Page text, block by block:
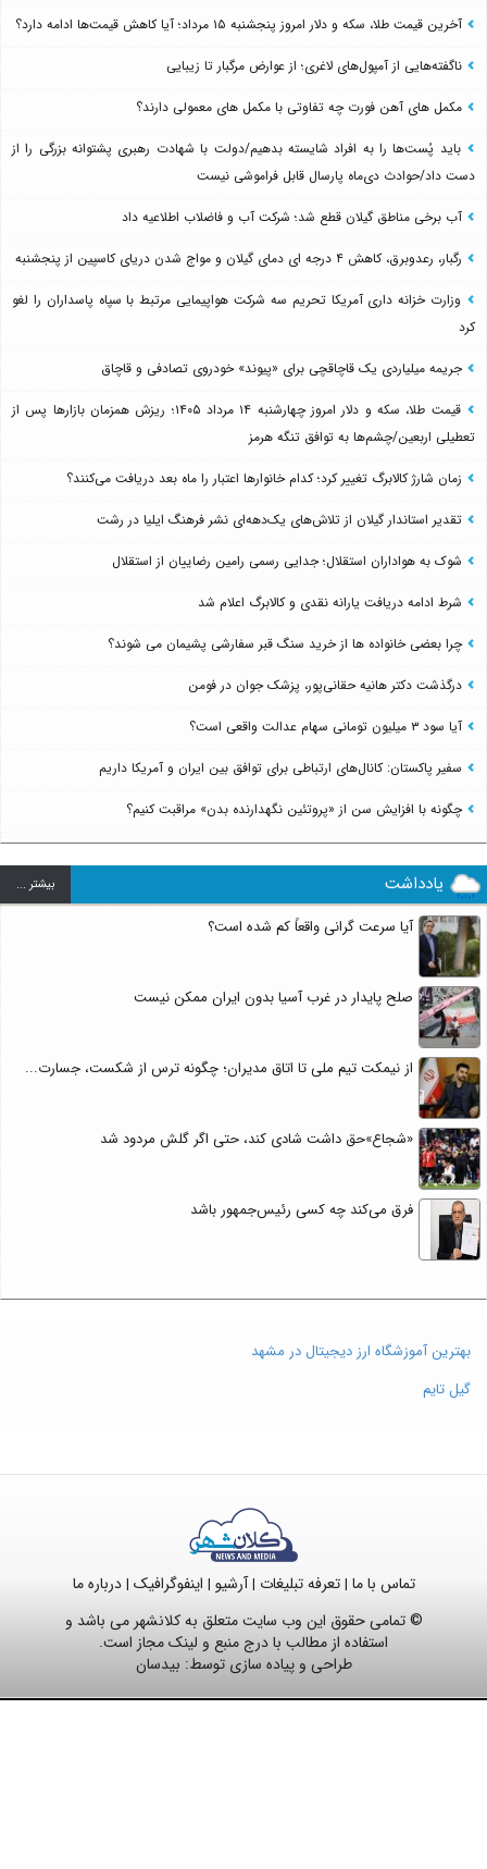
آخرین قیمت طلا، سکه و دلار امروز پنجشنبه ۱۵ مرداد؛ آیا کاهش قیمت‌ها ادامه دارد؟
ناگفته‌هایی از آمپول‌های لاغری؛ از عوارض مرگبار تا زیبایی
مکمل های آهن فورت چه تفاوتی با مکمل های معمولی دارند؟
باید پُست‌ها را به افراد شایسته بدهیم/دولت با شهادت رهبری پشتوانه بزرگی را از
دست داد/حوادث دی‌ماه پارسال قابل فراموشی نیست
آب برخی مناطق گیلان قطع شد؛ شرکت آب و فاضلاب اطلاعیه داد
رگبار، رعدوبرق، کاهش ۴ درجه ای دمای گیلان و مواج شدن دریای کاسپین از پنجشنبه
وزارت خزانه داری آمریکا تحریم سه شرکت هواپیمایی مرتبط با سپاه پاسداران را لغو
کرد
جریمه میلیاردی یک قاچاقچی برای «پیوند» خودروی تصادفی و قاچاق
قیمت طلا، سکه و دلار امروز چهارشنبه ۱۴ مرداد ۱۴۰۵؛ ریزش همزمان بازارها پس از
تعطیلی اربعین/چشم‌ها به توافق تنگه هرمز
زمان شارژ کالابرگ تغییر کرد؛ کدام خانوارها اعتبار را ماه بعد دریافت می‌کنند؟
تقدیر استاندار گیلان از تلاش‌های یک‌دهه‌ای نشر فرهنگ ایلیا در رشت
شوک به هواداران استقلال؛ جدایی رسمی رامین رضاییان از استقلال
شرط ادامه دریافت یارانه نقدی و کالابرگ اعلام شد
چرا بعضی خانواده ها از خرید سنگ قبر سفارشی پشیمان می شوند؟
درگذشت دکتر هانیه حقانی‌پور، پزشک جوان در فومن
آیا سود ۳ میلیون تومانی سهام عدالت واقعی است؟
سفیر پاکستان: کانال‌های ارتباطی برای توافق بین ایران و آمریکا داریم
چگونه با افزایش سن از «پروتئین نگهدارنده بدن» مراقبت کنیم؟
یادداشت بيشتر ...
آیا سرعت گرانی واقعاً کم شده است؟
صلح پایدار در غرب آسیا بدون ایران ممکن نیست
از نیمکت تیم ملی تا اتاق مدیران؛ چگونه ترس از شکست، جسارت...
«شجاع»حق داشت شادی کند، حتی اگر گلش مردود شد
فرق می‌کند چه کسی رئیس‌جمهور باشد
بهترین آموزشگاه ارز دیجیتال در مشهد
گیل تایم
تماس با ما |تعرفه تبلیغات |آرشیو | اینفوگرافیک |درباره ما
© تمامی حقوق این وب سایت متعلق به کلانشهر می باشد و
استفاده از مطالب با درج منبع و لینک مجاز است.
طراحی و پیاده سازی توسط: بیدسان